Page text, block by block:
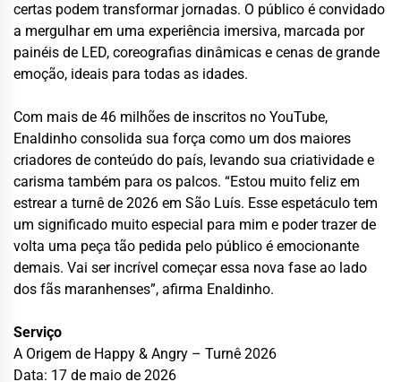
certas podem transformar jornadas. O público é convidado
a mergulhar em uma experiência imersiva, marcada por
painéis de LED, coreografias dinâmicas e cenas de grande
emoção, ideais para todas as idades.
Com mais de 46 milhões de inscritos no YouTube,
Enaldinho consolida sua força como um dos maiores
criadores de conteúdo do país, levando sua criatividade e
carisma também para os palcos. “Estou muito feliz em
estrear a turnê de 2026 em São Luís. Esse espetáculo tem
um significado muito especial para mim e poder trazer de
volta uma peça tão pedida pelo público é emocionante
demais. Vai ser incrível começar essa nova fase ao lado
dos fãs maranhenses”, afirma Enaldinho.
Serviço
A Origem de Happy & Angry – Turnê 2026
Data: 17 de maio de 2026